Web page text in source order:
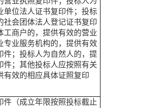
单位法人证书复印件；投标
社会团体法人登记证书复印
工商户的，提供有效的营业
专业服务机构的，提供有效
件；投标人为自然人的，提
件；其他投标人应按照有关
有效的相应具体证照复印
（成立年限按照投标截止